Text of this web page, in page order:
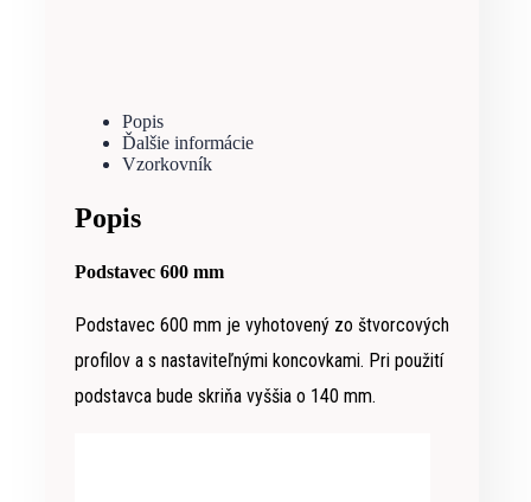
Popis
Ďalšie informácie
Vzorkovník
Popis
Podstavec 600 mm
Podstavec 600 mm je vyhotovený zo štvorcových
profilov a s nastaviteľnými koncovkami. Pri použití
podstavca bude skriňa vyššia o 140 mm.